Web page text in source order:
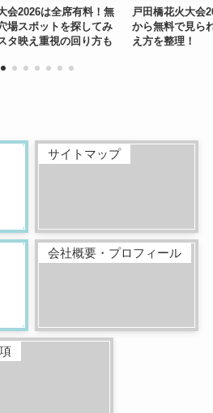
会2026は全席有料！無
場スポットを探してみ
タ映え重視の回り方も
戸田橋花火大会
から無料で見ら
え方を整理！
サイトマップ
会社概要・プロフィール